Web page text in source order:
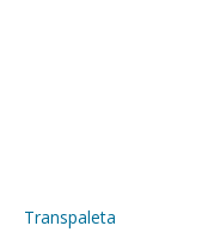
Transpaleta